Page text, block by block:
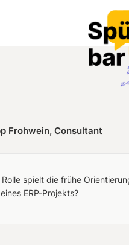
Frohwein, Consultant
Rolle spielt die frühe
ERP-Projekts?